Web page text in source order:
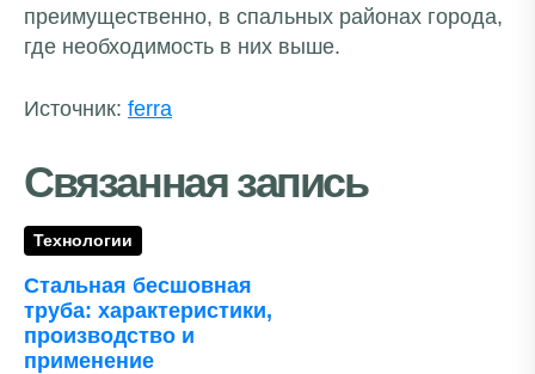
преимущественно, в спальных районах города,
где необходимость в них выше.
Источник: ferra
Связанная запись
Технологии
Стальная бесшовная
труба: характеристики,
производство и
применение